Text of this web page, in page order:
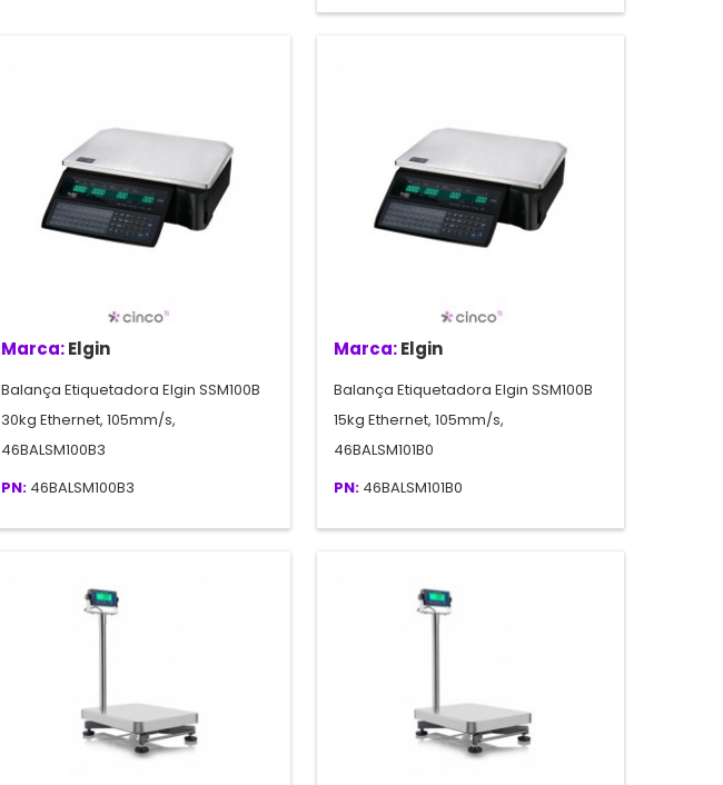
Marca:Elgin
Balança Etiquetadora Elgin SSM100B
30kg Ethernet, 105mm/s,
46BALSM100B3
PN: 46BALSM100B3
Marca:Elgin
Balança Etiquetadora Elgin SSM100B
15kg Ethernet, 105mm/s,
46BALSM101B0
PN: 46BALSM101B0